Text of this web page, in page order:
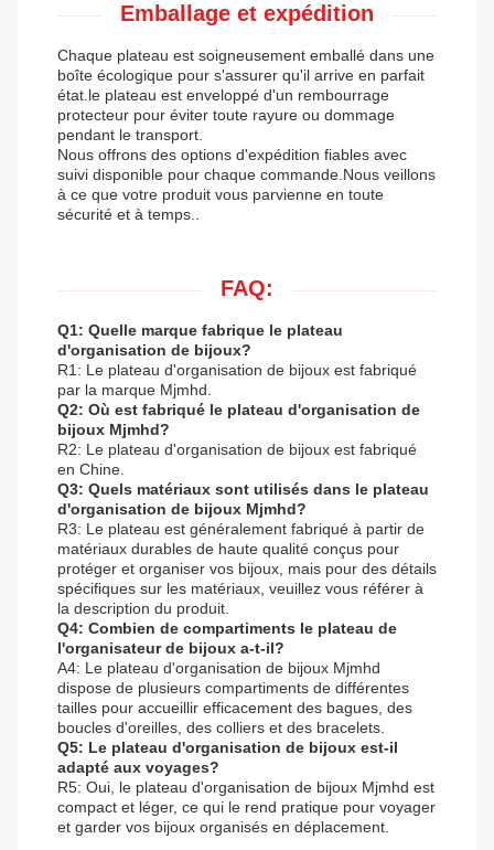
Emballage et expédition
Chaque plateau est soigneusement emballé dans une
boîte écologique pour s'assurer qu'il arrive en parfait
état.le plateau est enveloppé d'un rembourrage
protecteur pour éviter toute rayure ou dommage
pendant le transport.
Nous offrons des options d'expédition fiables avec
suivi disponible pour chaque commande.Nous veillons
à ce que votre produit vous parvienne en toute
sécurité et à temps..
FAQ:
Q1: Quelle marque fabrique le plateau
d'organisation de bijoux?
R1: Le plateau d'organisation de bijoux est fabriqué
par la marque Mjmhd.
Q2: Où est fabriqué le plateau d'organisation de
bijoux Mjmhd?
R2: Le plateau d'organisation de bijoux est fabriqué
en Chine.
Q3: Quels matériaux sont utilisés dans le plateau
d'organisation de bijoux Mjmhd?
R3: Le plateau est généralement fabriqué à partir de
matériaux durables de haute qualité conçus pour
protéger et organiser vos bijoux, mais pour des détails
spécifiques sur les matériaux, veuillez vous référer à
la description du produit.
Q4: Combien de compartiments le plateau de
l'organisateur de bijoux a-t-il?
A4: Le plateau d'organisation de bijoux Mjmhd
dispose de plusieurs compartiments de différentes
tailles pour accueillir efficacement des bagues, des
boucles d'oreilles, des colliers et des bracelets.
Q5: Le plateau d'organisation de bijoux est-il
adapté aux voyages?
R5: Oui, le plateau d'organisation de bijoux Mjmhd est
compact et léger, ce qui le rend pratique pour voyager
et garder vos bijoux organisés en déplacement.